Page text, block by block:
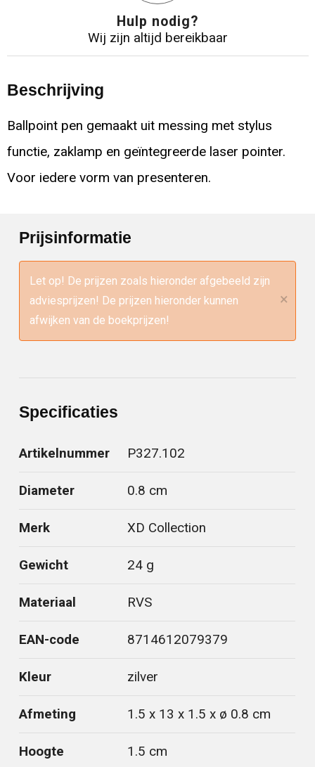
Hulp nodig?
Wij zijn altijd bereikbaar
Beschrijving
Ballpoint pen gemaakt uit messing met stylus
functie, zaklamp en geïntegreerde laser pointer.
Voor iedere vorm van presenteren.
Prijsinformatie
Let op! De prijzen zoals hieronder afgebeeld zijn
adviesprijzen! De prijzen hieronder kunnen
afwijken van de boekprijzen!
×
Specificaties
Artikelnummer P327.102
Diameter 0.8 cm
Merk XD Collection
Gewicht 24 g
Materiaal RVS
EAN-code 8714612079379
Kleur zilver
Afmeting 1.5 x 13 x 1.5 x ø 0.8 cm
Hoogte 1.5 cm